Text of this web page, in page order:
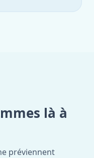
là à
préviennent